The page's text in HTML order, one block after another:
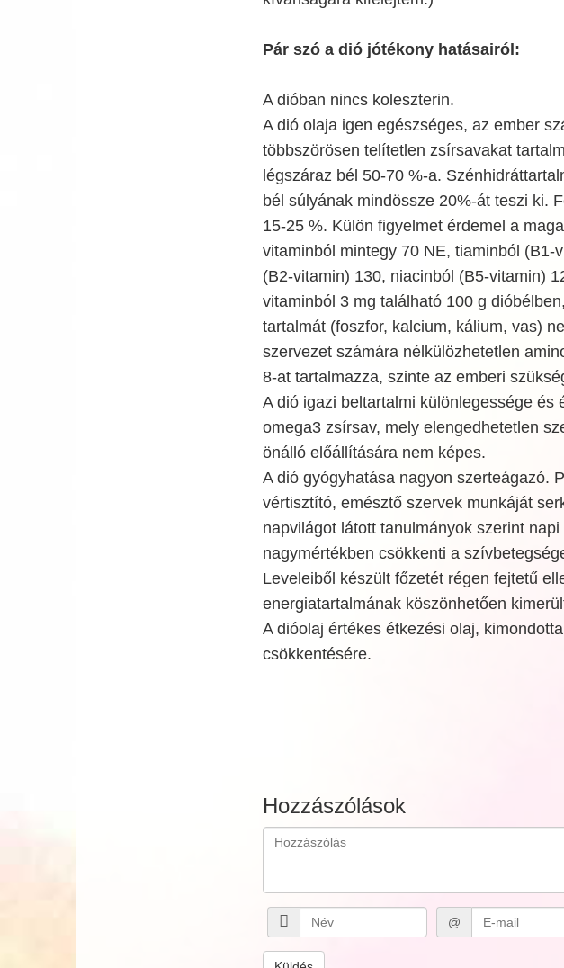
Pár szó a dió jótékony hatásairól:
A dióban nincs koleszterin.
A dió olaja igen egészséges, az ember
többszörösen telítetlen zsírsavakat
légszáraz bél 50-70 %-a.
bél súlyának mindössze 20%-át teszi ki.
15-25 %. Külön figyelmet érdemel a
vitaminból mintegy 70 NE, tiaminból (B1-
(B2-vitamin) 130, niacinból (B5-vitamin)
vitaminból 3 mg található 100 g
tartalmát (foszfor, kalcium, kálium, vas)
szervezet számára nélkülözhetetlen
8-at tartalmazza, szinte az emberi
A dió igazi beltartalmi különlegessége és
omega3 zsírsav, mely elengedhetetlen
önálló előállítására nem képes.
A dió gyógyhatása nagyon szerteágazó.
vértisztító, emésztő szervek munkáját
napvilágot látott tanulmányok szerint
nagymértékben csökkenti a
Leveleiből készült főzetét régen fejtetű
energiatartalmának köszönhetően
A dióolaj értékes étkezési olaj,
csökkentésére.
Hozzászólások
@